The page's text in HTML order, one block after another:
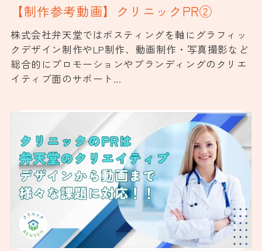
【制作参考動画】クリニックPR②
株式会社弁天堂ではポスティングを軸にグラフィッ
クデザイン制作やLP制作、動画制作・写真撮影など
総合的にプロモーションやブランディングのクリエ
イティブ面のサポート...